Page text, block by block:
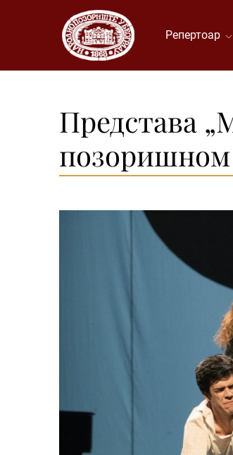
Репертоар
Представа
позоришном